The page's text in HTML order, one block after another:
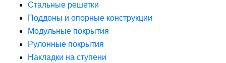
Стальные решетки
Поддоны и опорные конструкции
Модульные покрытия
Рулонные покрытия
Накладки на ступени